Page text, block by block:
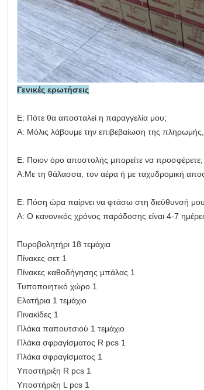
Γενικές ερωτήσεις
Ε: Πότε θα αποσταλεί η παραγγελία μου;
Α: Μόλις λάβουμε την επιβεβαίωση της
Ε: Ποιον όρο αποστολής μπορείτε να προσφέρετε;
Α:Με τη θάλασσα, τον αέρα ή με ταχυδρομική
Ε: Πόση ώρα παίρνει να φτάσω στη διεύθυνσή
Α: Ο κανονικός χρόνος παράδοσης είναι 4-7
Πυροβολητήρι 18 τεμάχια
Πίνακες σετ 1
Πίνακες καθοδήγησης μπάλας 1
Τυποποιητικό χώρο 1
Ελατήρια 1 τεμάχιο
Πινακίδες 1
Πλάκα παπουτσιού 1 τεμάχιο
Πλάκα σφραγίσματος R pcs 1
Πλάκα σφραγίσματος 1
Υποστήριξη R pcs 1
Υποστήριξη L pcs 1